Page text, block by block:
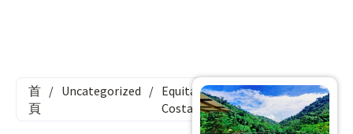
首
頁
/ Uncategorized / Equitación
Costa Rica